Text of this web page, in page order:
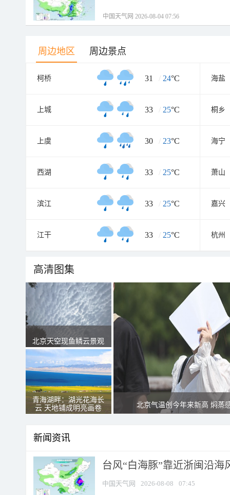
中国天气网 2026-08-04 07:56
周边地区 周边景点
柯桥 31 / 24°C 海盐
上城 33 / 25°C 桐乡
上虞 30 / 23°C 海宁
西湖 33 / 25°C 萧山
滨江 33 / 25°C 嘉兴
江干 33 / 25°C 杭州
高清图集
北京天空现鱼鳞云景观
青海湖畔：湖光花海长
云 天地铺成明亮画卷
北京气温创今年来新高 焖蒸
新闻资讯
台风“白海豚”靠近浙闽沿
中国天气网 2026-08-08 07:45